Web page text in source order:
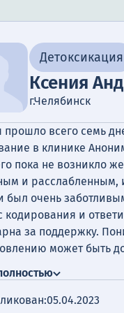
Детоксикация
Ксения
г.Челябинск
прошло всего семь
в клинике
пока не возникло
и расслабленным,
был очень
кодирования и
за поддержку.
может быть
05.04.2023